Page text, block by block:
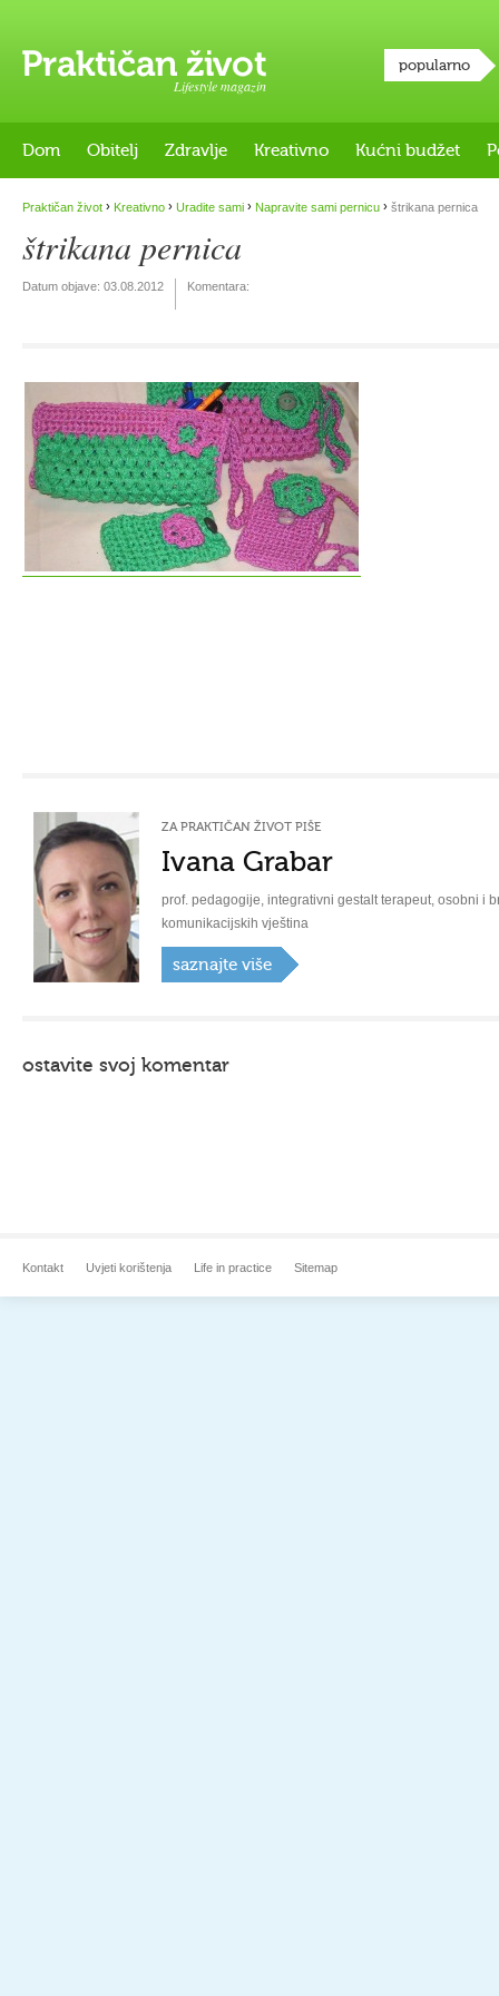
Lifestyle magazin
popularno
Dom Obitelj Zdravlje Kreativno Kućni budžet
Praktičan život › Kreativno › Uradite sami › Napravite sami pernicu › štrikana pernica
štrikana pernica
Datum objave: 03.08.2012 Komentara:
ZA PRAKTIČAN ŽIVOT PIŠE
Ivana Grabar
prof. pedagogije, integrativni gestalt terapeut, osobni i
komunikacijskih vještina
saznajte više
ostavite svoj komentar
Kontakt Uvjeti korištenja Life in practice Sitemap